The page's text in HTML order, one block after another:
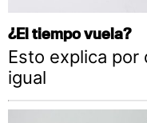
¿El tiempo vuela?
Esto explica por
igual